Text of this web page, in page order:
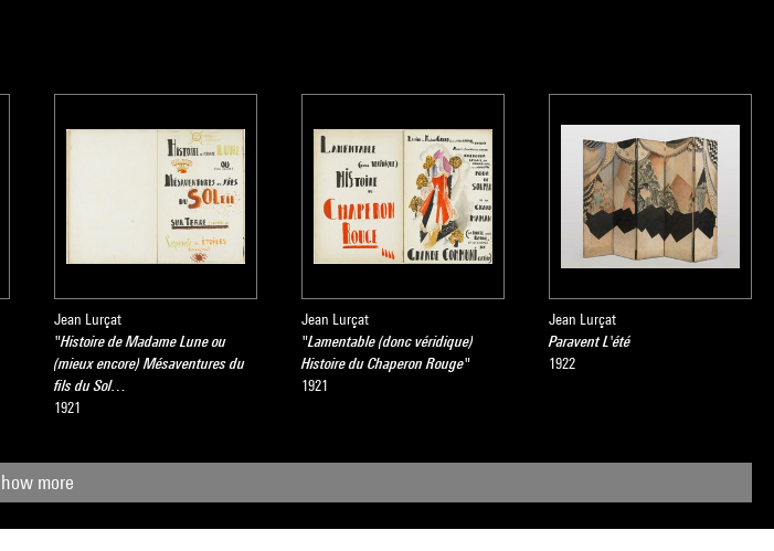
Jean Lurçat
"Histoire de Madame Lune ou
(mieux encore) Mésaventures du
fils du Sol…
1921
Jean Lurçat
"Lamentable (donc véridique)
Histoire du Chaperon Rouge"
1921
Jean Lurçat
Paravent L'été
1922
more